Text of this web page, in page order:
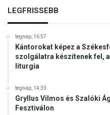
s
z
LEGFRISSEBB
tegnap, 16:57
Kántorokat képez a
szolgálatra készítenek fel,
liturgia
tegnap, 14:33
Gryllus Vilmos és Szalóki
Fesztiválon